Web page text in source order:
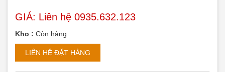
GIÁ: Liên hệ 0935.632.123
Kho : Còn hàng
LIÊN HỆ ĐẶT HÀNG